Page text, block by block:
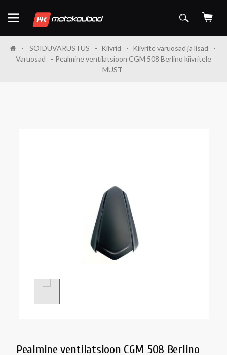
SÕIDUVARUSTUS Kiivrid
Kiivrite varuosad ja lisad
Varuosad
Pealmine ventilatsioon CGM 508 Berlino kiivritele
MUST
Pealmine ventilatsioon CGM 508 Berlino